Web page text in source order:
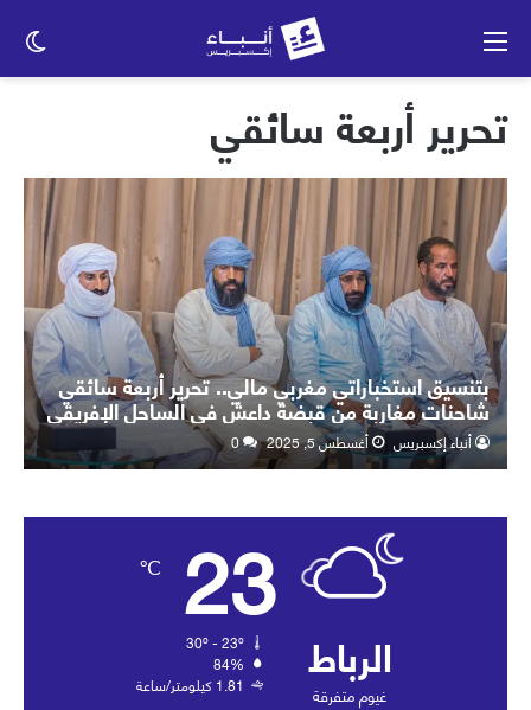
تحرير أربعة سائقي
بتنسيق استخباراتي مغربي مالي.. تحرير أربعة سائقي
شاحنات مغاربة من قبضة داعش في الساحل الإفريقي
أنباء إكسبريس أغسطس 5, 2025 0
الرباط
غيوم متفرقة
23
℃
84%
1.81 كيلومتر/ساعة